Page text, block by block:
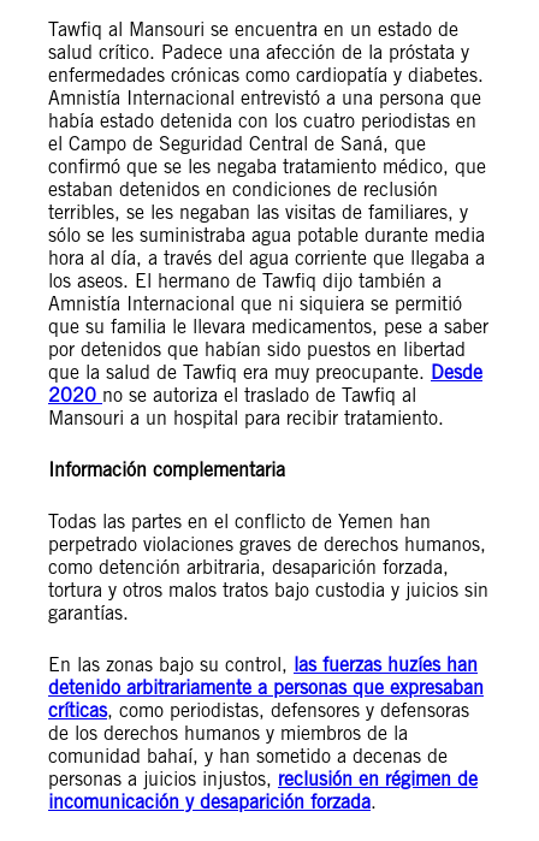
Tawfiq al Mansouri se encuentra en un estado de
salud crítico. Padece una afección de la próstata y
enfermedades crónicas como cardiopatía y diabetes.
Amnistía Internacional entrevistó a una persona que
había estado detenida con los cuatro periodistas en
el Campo de Seguridad Central de Saná, que
confirmó que se les negaba tratamiento médico, que
estaban detenidos en condiciones de reclusión
terribles, se les negaban las visitas de familiares, y
sólo se les suministraba agua potable durante media
hora al día, a través del agua corriente que llegaba a
los aseos. El hermano de Tawfiq dijo también a
Amnistía Internacional que ni siquiera se permitió
que su familia le llevara medicamentos, pese a saber
por detenidos que habían sido puestos en libertad
que la salud de Tawfiq era muy preocupante. Desde
2020 no se autoriza el traslado de Tawfiq al
Mansouri a un hospital para recibir tratamiento.
Información complementaria
Todas las partes en el conflicto de Yemen han
perpetrado violaciones graves de derechos humanos,
como detención arbitraria, desaparición forzada,
tortura y otros malos tratos bajo custodia y juicios sin
garantías.
En las zonas bajo su control, las fuerzas huzíes han
detenido arbitrariamente a personas que expresaban
críticas, como periodistas, defensores y defensoras
de los derechos humanos y miembros de la
comunidad bahaí, y han sometido a decenas de
personas a juicios injustos, reclusión en régimen de
incomunicación y desaparición forzada.